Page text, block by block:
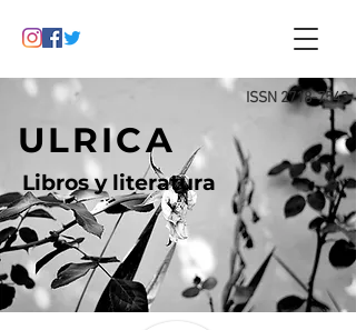
ISSN 2718-7543
ULRICA
Libros y literatura